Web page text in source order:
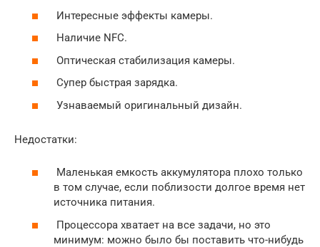
Интересные эффекты камеры.
Наличие NFC.
Оптическая стабилизация камеры.
Супер быстрая зарядка.
Узнаваемый оригинальный дизайн.
Недостатки:
Маленькая емкость аккумулятора плохо только
в том случае, если поблизости долгое время нет
источника питания.
Процессора хватает на все задачи, но это
минимум: можно было бы поставить что-нибудь